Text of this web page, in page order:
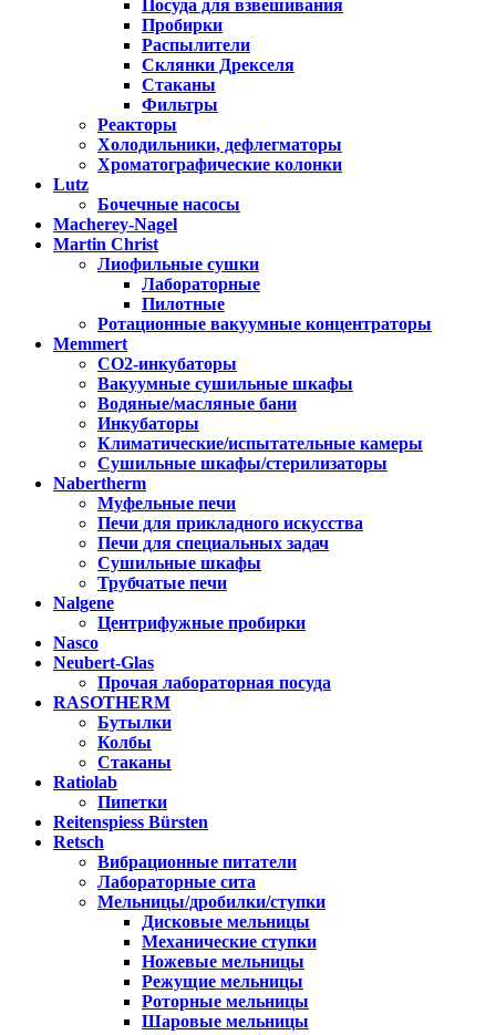
Посуда для взвешивания
Пробирки
Распылители
Склянки Дрекселя
Стаканы
Фильтры
Реакторы
Холодильники, дефлегматоры
Хроматографические колонки
Lutz
Бочечные насосы
Macherey-Nagel
Martin Christ
Лиофильные сушки
Лабораторные
Пилотные
Ротационные вакуумные концентраторы
Memmert
CO2-инкубаторы
Вакуумные сушильные шкафы
Водяные/масляные бани
Инкубаторы
Климатические/испытательные камеры
Сушильные шкафы/стерилизаторы
Nabertherm
Муфельные печи
Печи для прикладного искусства
Печи для специальных задач
Сушильные шкафы
Трубчатые печи
Nalgene
Центрифужные пробирки
Nasco
Neubert-Glas
Прочая лабораторная посуда
RASOTHERM
Бутылки
Колбы
Стаканы
Ratiolab
Пипетки
Reitenspiess Bürsten
Retsch
Вибрационные питатели
Лабораторные сита
Мельницы/дробилки/ступки
Дисковые мельницы
Механические ступки
Ножевые мельницы
Режущие мельницы
Роторные мельницы
Шаровые мельницы